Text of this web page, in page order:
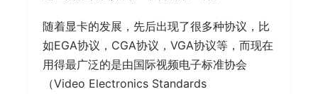
随着显卡的发展，先后出现了很多种协议，比
如EGA协议，CGA协议，VGA协议等，而现在
用得最广泛的是由国际视频电子标准协会
（Video Electronics Standards